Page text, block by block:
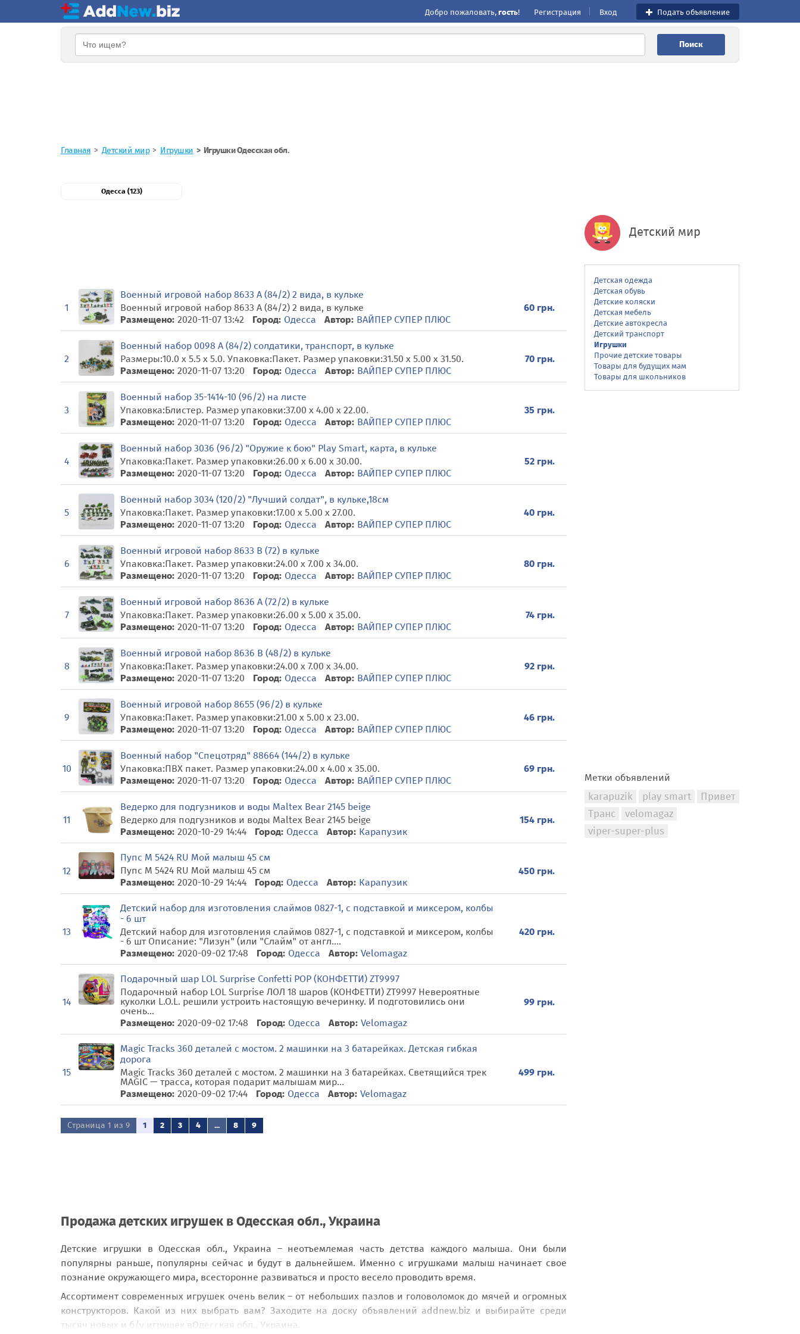
Добро пожаловать, гость! Регистрация Вход Подать объявление
Поиск
Главная Детский мир Игрушки Игрушки Одесская обл.
Одесса (123)
1
Военный игровой набор 8633 А (84/2) 2 вида, в кульке
Военный игровой набор 8633 А (84/2) 2 вида, в кульке
Размещено: 2020-11-07 13:42 Город: Одесса Автор: ВАЙПЕР СУПЕР ПЛЮС
60 грн.
2
Военный набор 0098 А (84/2) солдатики, транспорт, в кульке
Размеры:10.0 x 5.5 x 5.0. Упаковка:Пакет. Размер упаковки:31.50 x 5.00 x 31.50.
Размещено: 2020-11-07 13:20 Город: Одесса Автор: ВАЙПЕР СУПЕР ПЛЮС
70 грн.
3
Военный набор 35-1414-10 (96/2) на листе
Упаковка:Блистер. Размер упаковки:37.00 x 4.00 x 22.00.
Размещено: 2020-11-07 13:20 Город: Одесса Автор: ВАЙПЕР СУПЕР ПЛЮС
35 грн.
4
Военный набор 3036 (96/2) "Оружие к бою" Play Smart, карта, в кульке
Упаковка:Пакет. Размер упаковки:26.00 x 6.00 x 30.00.
Размещено: 2020-11-07 13:20 Город: Одесса Автор: ВАЙПЕР СУПЕР ПЛЮС
52 грн.
5
Военный набор 3034 (120/2) "Лучший солдат", в кульке,18см
Упаковка:Пакет. Размер упаковки:17.00 x 5.00 x 27.00.
Размещено: 2020-11-07 13:20 Город: Одесса Автор: ВАЙПЕР СУПЕР ПЛЮС
40 грн.
6
Военный игровой набор 8633 В (72) в кульке
Упаковка:Пакет. Размер упаковки:24.00 x 7.00 x 34.00.
Размещено: 2020-11-07 13:20 Город: Одесса Автор: ВАЙПЕР СУПЕР ПЛЮС
80 грн.
7
Военный игровой набор 8636 А (72/2) в кульке
Упаковка:Пакет. Размер упаковки:26.00 x 5.00 x 35.00.
Размещено: 2020-11-07 13:20 Город: Одесса Автор: ВАЙПЕР СУПЕР ПЛЮС
74 грн.
8
Военный игровой набор 8636 В (48/2) в кульке
Упаковка:Пакет. Размер упаковки:24.00 x 7.00 x 34.00.
Размещено: 2020-11-07 13:20 Город: Одесса Автор: ВАЙПЕР СУПЕР ПЛЮС
92 грн.
9
Военный игровой набор 8655 (96/2) в кульке
Упаковка:Пакет. Размер упаковки:21.00 x 5.00 x 23.00.
Размещено: 2020-11-07 13:20 Город: Одесса Автор: ВАЙПЕР СУПЕР ПЛЮС
46 грн.
10
Военный набор "Спецотряд" 88664 (144/2) в кульке
Упаковка:ПВХ пакет. Размер упаковки:24.00 x 4.00 x 35.00.
Размещено: 2020-11-07 13:20 Город: Одесса Автор: ВАЙПЕР СУПЕР ПЛЮС
69 грн.
11
Ведерко для подгузников и воды Maltex Bear 2145 beige
Ведерко для подгузников и воды Maltex Bear 2145 beige
Размещено: 2020-10-29 14:44 Город: Одесса Автор: Карапузик
154 грн.
12
Пупс M 5424 RU Мой малыш 45 см
Пупс M 5424 RU Мой малыш 45 см
Размещено: 2020-10-29 14:44 Город: Одесса Автор: Карапузик
450 грн.
13
Детский набор для изготовления слаймов 0827-1, с подставкой и миксером, колбы
- 6 шт
Детский набор для изготовления слаймов 0827-1, с подставкой и миксером, колбы
- 6 шт Описание: "Лизун" (или "Слайм" от англ....
Размещено: 2020-09-02 17:48 Город: Одесса Автор: Velomagaz
420 грн.
14
Подарочный шар LOL Surprise Confetti POP (КОНФЕТТИ) ZT9997
Подарочный набор LOL Surprise ЛОЛ 18 шаров (КОНФЕТТИ) ZT9997 Невероятные
куколки L.O.L. решили устроить настоящую вечеринку. И подготовились они
очень...
Размещено: 2020-09-02 17:48 Город: Одесса Автор: Velomagaz
99 грн.
15
Magic Tracks 360 деталей с мостом. 2 машинки на 3 батарейках. Детская гибкая
дорога
Magic Tracks 360 деталей с мостом. 2 машинки на 3 батарейках. Светящийся трек
MAGIC — трасса, которая подарит малышам мир...
Размещено: 2020-09-02 17:44 Город: Одесса Автор: Velomagaz
499 грн.
Страница 1 из 9 1 2 3 4 ... 8 9
Продажа детских игрушек в Одесская обл., Украина
Детские игрушки в Одесская обл., Украина – неотъемлемая часть детства каждого малыша. Они были
популярны раньше, популярны сейчас и будут в дальнейшем. Именно с игрушками малыш начинает свое
познание окружающего мира, всесторонне развиваться и просто весело проводить время.
Ассортимент современных игрушек очень велик – от небольших пазлов и головоломок до мячей и огромных
конструкторов. Какой из них выбрать вам? Заходите на доску объявлений addnew.biz и выбирайте среди
тысяч новых и б/у игрушек вОдесская обл., Украина.
Детский мир
Детская одежда
Детская обувь
Детские коляски
Детская мебель
Детские автокресла
Детский транспорт
Игрушки
Прочие детские товары
Товары для будущих мам
Товары для школьников
Метки объявлений
karapuzik play smart
Привет
Транс
velomagaz
viper-super-plus